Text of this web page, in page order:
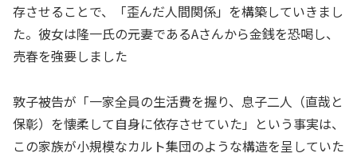
存させることで、「歪んだ人間関係」を構築していきまし
た。彼女は隆一氏の元妻であるAさんから金銭を恐喝し、
売春を強要しました
敦子被告が「一家全員の生活費を握り、息子二人（直哉と
保彰）を懐柔して自身に依存させていた」という事実は、
この家族が小規模なカルト集団のような構造を呈していた